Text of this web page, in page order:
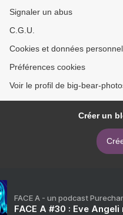
Signaler un abus
C.G.U.
Cookies et données
Préférences cookies
Voir le profil de big-bear-
Créer un
FACE A - un podcast
FACE A #30 : Eve